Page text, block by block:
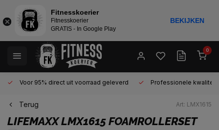
0
Voor 95% direct uit voorraad geleverd Professionele kwaliteit
Terug Art: LMX1615
LIFEMAXXLMX1615 FOAMROLLERSET
Fitnesskoerier
Fitnesskoerier
GRATIS - In Google Play
BEKIJKEN